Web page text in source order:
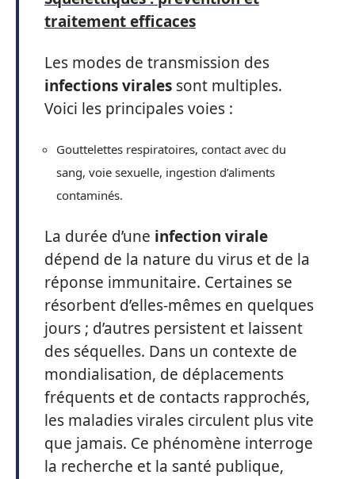
traitement efficaces
Les modes de transmission des
infections virales sont multiples.
Voici les principales voies :
Gouttelettes respiratoires, contact avec du
sang, voie sexuelle, ingestion d’aliments
contaminés.
La durée d’une infection virale
dépend de la nature du virus et de la
réponse immunitaire. Certaines se
résorbent d’elles-mêmes en quelques
jours ; d’autres persistent et laissent
des séquelles. Dans un contexte de
mondialisation, de déplacements
fréquents et de contacts rapprochés,
les maladies virales circulent plus vite
que jamais. Ce phénomène interroge
la recherche et la santé publique,